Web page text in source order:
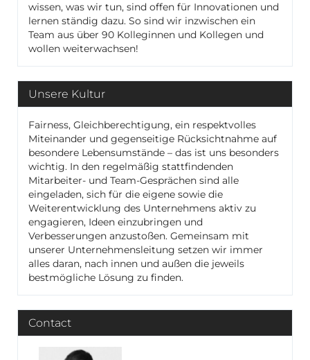
wissen, was wir tun, sind offen für Innovationen und
lernen ständig dazu. So sind wir inzwischen ein
Team aus über 90 Kolleginnen und Kollegen und
wollen weiterwachsen!
Unsere Kultur
Fairness, Gleichberechtigung, ein respektvolles
Miteinander und gegenseitige Rücksichtnahme auf
besondere Lebensumstände – das ist uns besonders
wichtig. In den regelmäßig stattfindenden
Mitarbeiter- und Team-Gesprächen sind alle
eingeladen, sich für die eigene sowie die
Weiterentwicklung des Unternehmens aktiv zu
engagieren, Ideen einzubringen und
Verbesserungen anzustoßen. Gemeinsam mit
unserer Unternehmensleitung setzen wir immer
alles daran, nach innen und außen die jeweils
bestmögliche Lösung zu finden.
Contact